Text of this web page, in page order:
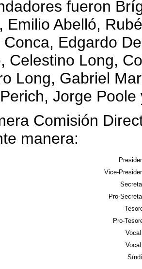
fueron
Emilio Abelló,
Conca, Edgardo
Celestino Long,
Long, Gabriel
Jorge
Comisión
manera:
Vice-
Pro-
Pro-